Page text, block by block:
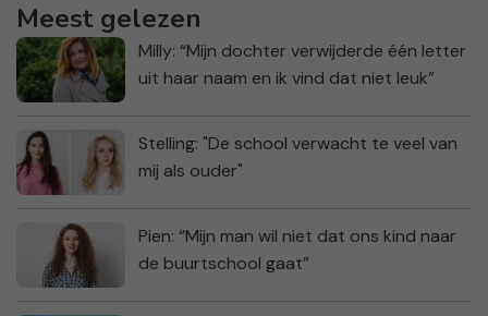
Meest gelezen
Milly: “Mijn dochter verwijderde één letter
uit haar naam en ik vind dat niet leuk”
Stelling: "De school verwacht te veel van
mij als ouder"
Pien: “Mijn man wil niet dat ons kind naar
de buurtschool gaat”